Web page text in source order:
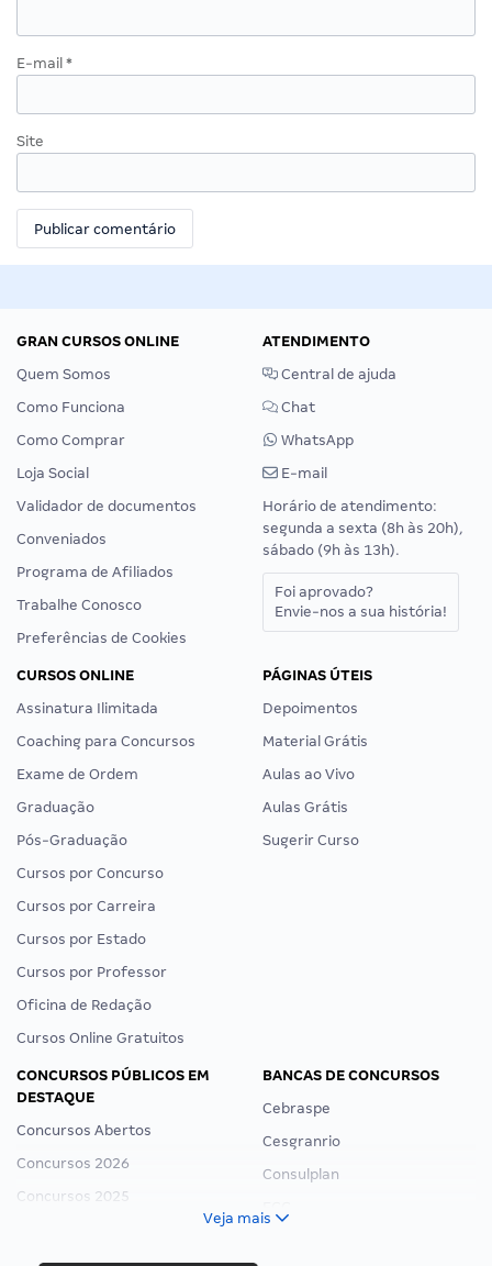
E-mail *
Site
GRAN CURSOS ONLINE
Quem Somos
Como Funciona
Como Comprar
Loja Social
Validador de documentos
Conveniados
Programa de Afiliados
Trabalhe Conosco
Preferências de Cookies
ATENDIMENTO
Central de ajuda
Chat
WhatsApp
E-mail
Horário de atendimento:
segunda a sexta (8h às 20h),
sábado (9h às 13h).
Foi aprovado?
Envie-nos a sua história!
CURSOS ONLINE
Assinatura Ilimitada
Coaching para Concursos
Exame de Ordem
Graduação
Pós-Graduação
Cursos por Concurso
Cursos por Carreira
Cursos por Estado
Cursos por Professor
Oficina de Redação
Cursos Online Gratuitos
PÁGINAS ÚTEIS
Depoimentos
Material Grátis
Aulas ao Vivo
Aulas Grátis
Sugerir Curso
CONCURSOS PÚBLICOS EM
DESTAQUE
Concursos Abertos
Concursos 2026
Concursos 2025
Concurso Ibama
BANCAS DE CONCURSOS
Cebraspe
Cesgranrio
Consulplan
Veja mais